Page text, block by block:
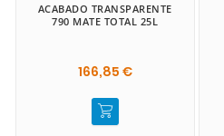
ACABADO TRANSPARENTE
790 MATE TOTAL 25L
166,85 €